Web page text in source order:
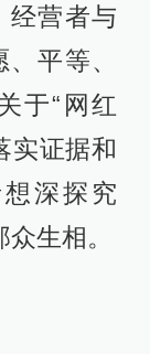
经营者与
平等、
于“网红
实证据和
深探究
生相。